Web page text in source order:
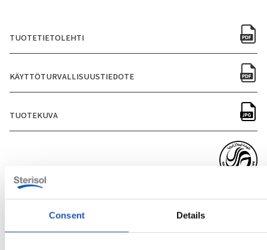
Consent Details
TUOTETIETOLEHTI
KÄYTTÖTURVALLISUUSTIEDOTE
TUOTEKUVA
SERTIFIOINNIT